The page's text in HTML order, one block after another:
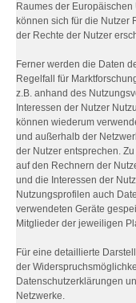
Raumes der
können sich für die Nutzer
der Rechte der Nutzer
Ferner werden die Daten
Regelfall für
z.B. anhand des
Interessen der Nutzer
können wiederum
und außerhalb der
der Nutzer entsprechen.
auf den Rechnern der
und die Interessen der
Nutzungsprofilen auch
verwendeten Geräte
Mitglieder der jeweiligen
Für eine detaillierte
der
Datenschutzerklärungen
Netzwerke.